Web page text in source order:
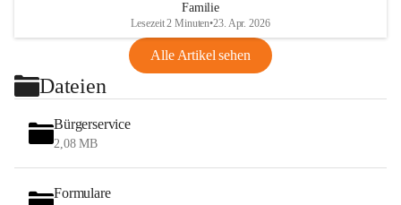
Familie
Lesezeit 2 Minuten•23. Apr. 2026
Alle Artikel sehen
Dateien
Bürgerservice
2,08 MB
Formulare